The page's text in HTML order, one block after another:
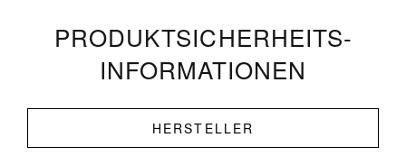
PRODUKT­­SICHERHEITS­
INFORMATIONEN
HERSTELLER